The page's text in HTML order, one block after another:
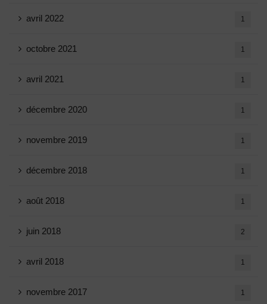
avril 2022 1
octobre 2021 1
avril 2021 1
décembre 2020 1
novembre 2019 1
décembre 2018 1
août 2018 1
juin 2018 2
avril 2018 1
novembre 2017 1